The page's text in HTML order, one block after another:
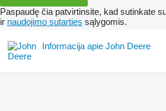
Paspaudę čia patvirtinsite, kad sutinkate
ir naudojimo sutarties sąlygomis.
Informacija apie John Deere